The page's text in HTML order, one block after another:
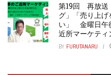
第19回 再放送
グ」「売り上
い」 金曜日午
近所マーケティ
BY FURUTANARU